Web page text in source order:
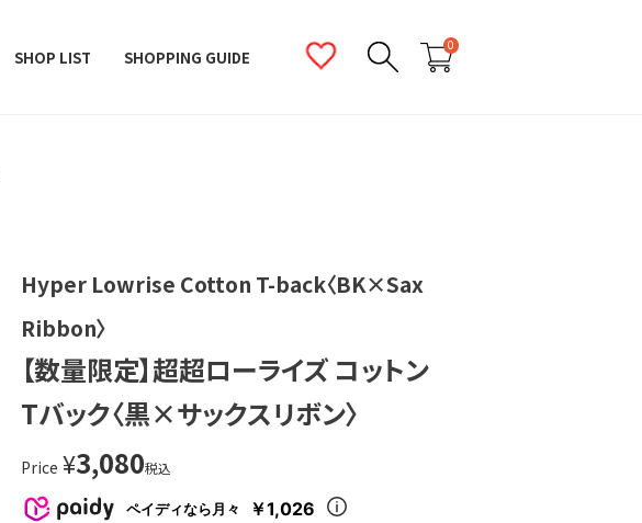
SHOP LIST SHOPPING GUIDE
0
Hyper Lowrise Cotton T-back〈BK×Sax
Ribbon〉
【数量限定】超超ローライズ コットン
Tバック〈黒×サックスリボン〉
Price ¥3,080税込
ペイディなら月々 ￥1,026